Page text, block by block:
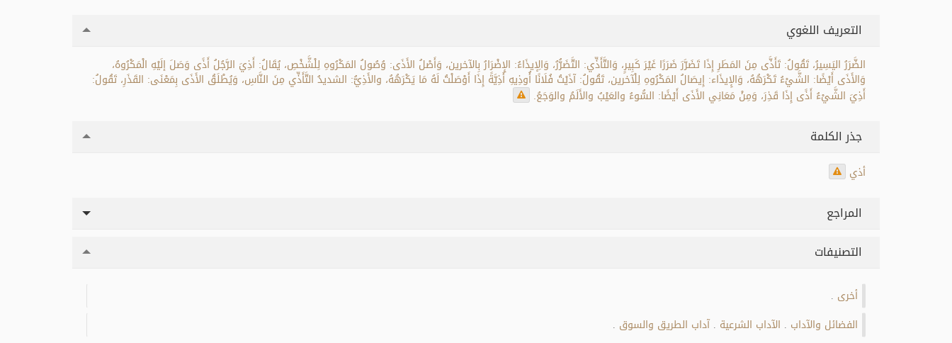
التعريف اللغوي
الضَّرَرُ اليَسِيرُ، تَقُولُ: تَأَذَّى مِنَ المَطَرِ إِذَا تَضَرَّرَ ضَرَرًا غَيْرَ كَبِيرٍ، وَالتَّأَذِّي: التَّضَرُّرُ، وَالِإيذَاءُ: الإِضْرَارُ بِالآخرين، وَأَصْلُ الأَذَى: وُصُولُ المَكْرُوهِ لِلْشَّخْصِ، يُقَالُ: أَذِيَ الرَّجُلُ أَذًى وَصَلَ إلَيْهِ الْمَكْرُوهُ،
وَالأَذَى أَيْضًا: الشَّيْءُ تَكْرَهُهُ، وَالإِيذَاء: إِيصَالُ المَكْرُوهِ لِلْآخرين، تَقُولُ: آذَيْتُ فُلَانًا أُوذِيهِ أَذِيَّةً إِذَا أَوْصَلْتُ لَهُ مَا يَكْرَهُهُ، والأَذِيُّ: الشديدُ التَّأَذِّي مِنَ النَّاسِ، وَيُطْلَقُ الأَذَى بِمَعْنَى: القَذَرِ، تَقُولُ:
أَذِيَ الشَّيْءُ أَذًى إِذَا قَذِرَ، وَمِنْ مَعَانِي الأَذَى أَيْضًا: السُّوءُ والعَيْبُ والأَلَمُ والوَجَعُ.
جذر الكلمة
أذي
المراجع
التصنيفات
أخرى
الفضائل والآداب الآداب الشرعية آداب الطريق والسوق